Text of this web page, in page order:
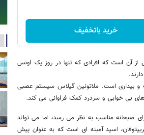
خرید باتخفیف
آن است که افرادی که تنها در روز یک اونس
و بیداری است. ملاتونین گیلاس سیستم عصبی
بی خوابی و سردرد کمک فراوانی می کند.
صبحانه مناسب به نظر می رسد، اما می تواند
اسید آمینه ای است که به عنوان پیش